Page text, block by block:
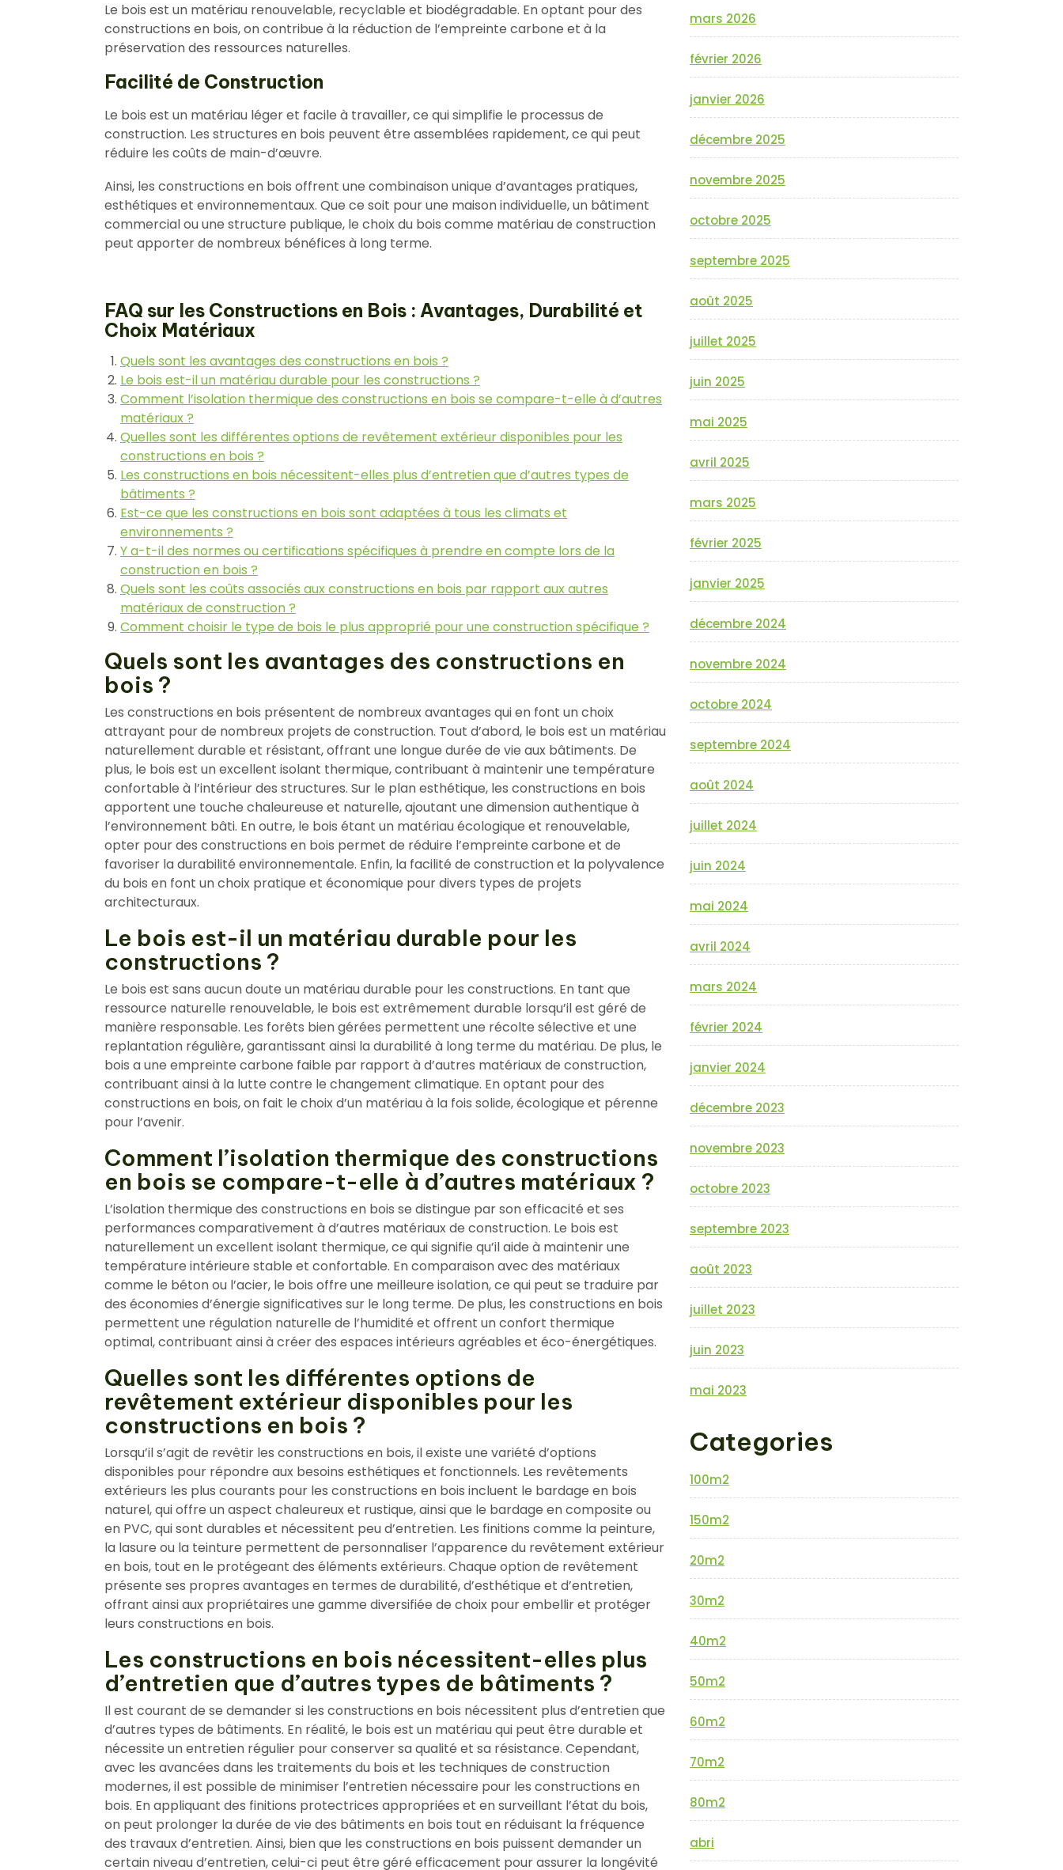
Le bois est un matériau renouvelable, recyclable et biodégradable. En optant pour des
constructions en bois, on contribue à la réduction de l’empreinte carbone et à la
préservation des ressources naturelles.
Facilité de Construction
Le bois est un matériau léger et facile à travailler, ce qui simplifie le processus de
construction. Les structures en bois peuvent être assemblées rapidement, ce qui peut
réduire les coûts de main-d’œuvre.
Ainsi, les constructions en bois offrent une combinaison unique d’avantages pratiques,
esthétiques et environnementaux. Que ce soit pour une maison individuelle, un bâtiment
commercial ou une structure publique, le choix du bois comme matériau de construction
peut apporter de nombreux bénéfices à long terme.
FAQ sur les Constructions en Bois : Avantages, Durabilité et
Choix Matériaux
Quels sont les avantages des constructions en bois ?
Le bois est-il un matériau durable pour les constructions ?
Comment l’isolation thermique des constructions en bois se compare-t-elle à d’autres
matériaux ?
Quelles sont les différentes options de revêtement extérieur disponibles pour les
constructions en bois ?
Les constructions en bois nécessitent-elles plus d’entretien que d’autres types de
bâtiments ?
Est-ce que les constructions en bois sont adaptées à tous les climats et
environnements ?
Y a-t-il des normes ou certifications spécifiques à prendre en compte lors de la
construction en bois ?
Quels sont les coûts associés aux constructions en bois par rapport aux autres
matériaux de construction ?
Comment choisir le type de bois le plus approprié pour une construction spécifique ?
Quels sont les avantages des constructions en
bois ?
Les constructions en bois présentent de nombreux avantages qui en font un choix
attrayant pour de nombreux projets de construction. Tout d’abord, le bois est un matériau
naturellement durable et résistant, offrant une longue durée de vie aux bâtiments. De
plus, le bois est un excellent isolant thermique, contribuant à maintenir une température
confortable à l’intérieur des structures. Sur le plan esthétique, les constructions en bois
apportent une touche chaleureuse et naturelle, ajoutant une dimension authentique à
l’environnement bâti. En outre, le bois étant un matériau écologique et renouvelable,
opter pour des constructions en bois permet de réduire l’empreinte carbone et de
favoriser la durabilité environnementale. Enfin, la facilité de construction et la polyvalence
du bois en font un choix pratique et économique pour divers types de projets
architecturaux.
Le bois est-il un matériau durable pour les
constructions ?
Le bois est sans aucun doute un matériau durable pour les constructions. En tant que
ressource naturelle renouvelable, le bois est extrêmement durable lorsqu’il est géré de
manière responsable. Les forêts bien gérées permettent une récolte sélective et une
replantation régulière, garantissant ainsi la durabilité à long terme du matériau. De plus, le
bois a une empreinte carbone faible par rapport à d’autres matériaux de construction,
contribuant ainsi à la lutte contre le changement climatique. En optant pour des
constructions en bois, on fait le choix d’un matériau à la fois solide, écologique et pérenne
pour l’avenir.
Comment l’isolation thermique des constructions
en bois se compare-t-elle à d’autres matériaux ?
L’isolation thermique des constructions en bois se distingue par son efficacité et ses
performances comparativement à d’autres matériaux de construction. Le bois est
naturellement un excellent isolant thermique, ce qui signifie qu’il aide à maintenir une
température intérieure stable et confortable. En comparaison avec des matériaux
comme le béton ou l’acier, le bois offre une meilleure isolation, ce qui peut se traduire par
des économies d’énergie significatives sur le long terme. De plus, les constructions en bois
permettent une régulation naturelle de l’humidité et offrent un confort thermique
optimal, contribuant ainsi à créer des espaces intérieurs agréables et éco-énergétiques.
Quelles sont les différentes options de
revêtement extérieur disponibles pour les
constructions en bois ?
Lorsqu’il s’agit de revêtir les constructions en bois, il existe une variété d’options
disponibles pour répondre aux besoins esthétiques et fonctionnels. Les revêtements
extérieurs les plus courants pour les constructions en bois incluent le bardage en bois
naturel, qui offre un aspect chaleureux et rustique, ainsi que le bardage en composite ou
en PVC, qui sont durables et nécessitent peu d’entretien. Les finitions comme la peinture,
la lasure ou la teinture permettent de personnaliser l’apparence du revêtement extérieur
en bois, tout en le protégeant des éléments extérieurs. Chaque option de revêtement
présente ses propres avantages en termes de durabilité, d’esthétique et d’entretien,
offrant ainsi aux propriétaires une gamme diversifiée de choix pour embellir et protéger
leurs constructions en bois.
Les constructions en bois nécessitent-elles plus
d’entretien que d’autres types de bâtiments ?
Il est courant de se demander si les constructions en bois nécessitent plus d’entretien que
d’autres types de bâtiments. En réalité, le bois est un matériau qui peut être durable et
nécessite un entretien régulier pour conserver sa qualité et sa résistance. Cependant,
avec les avancées dans les traitements du bois et les techniques de construction
modernes, il est possible de minimiser l’entretien nécessaire pour les constructions en
bois. En appliquant des finitions protectrices appropriées et en surveillant l’état du bois,
on peut prolonger la durée de vie des bâtiments en bois tout en réduisant la fréquence
des travaux d’entretien. Ainsi, bien que les constructions en bois puissent demander un
certain niveau d’entretien, celui-ci peut être géré efficacement pour assurer la longévité
mars 2026
février 2026
janvier 2026
décembre 2025
novembre 2025
octobre 2025
septembre 2025
août 2025
juillet 2025
juin 2025
mai 2025
avril 2025
mars 2025
février 2025
janvier 2025
décembre 2024
novembre 2024
octobre 2024
septembre 2024
août 2024
juillet 2024
juin 2024
mai 2024
avril 2024
mars 2024
février 2024
janvier 2024
décembre 2023
novembre 2023
octobre 2023
septembre 2023
août 2023
juillet 2023
juin 2023
mai 2023
Categories
100m2
150m2
20m2
30m2
40m2
50m2
60m2
70m2
80m2
abri